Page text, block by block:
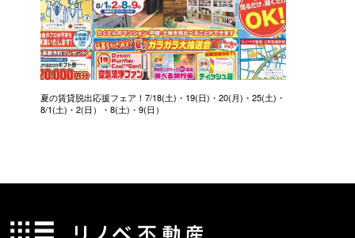
夏の賃貸脱出応援フェア！7/18(土)・19(日)・20(月)・25(土)・
8/1(土)・2(日）・8(土)・9(日）